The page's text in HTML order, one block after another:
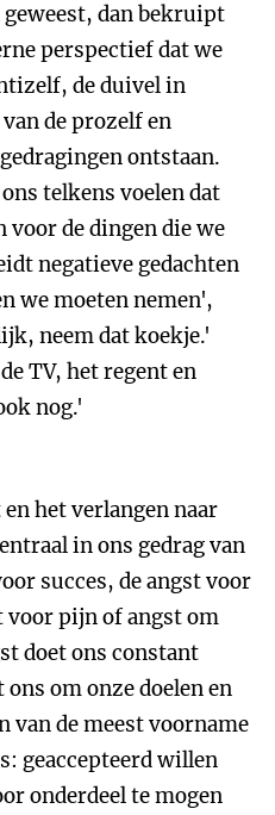
dan bekruipt
perspectief dat we
de duivel in
de prozelf en
ontstaan.
telkens voelen dat
voor de dingen die we
negatieve gedachten
we moeten nemen',
neem dat koekje.'
TV, het regent en
nog.'
het verlangen naar
in ons gedrag van
succes, de angst voor
voor pijn of angst om
doet ons constant
om onze doelen en
van de meest voorname
geaccepteerd willen
onderdeel te mogen